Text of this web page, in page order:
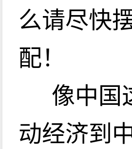
么请尽快
配！
像中国
动经济到